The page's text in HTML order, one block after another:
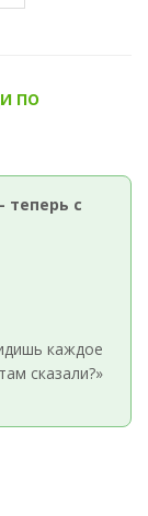
по
теперь с
каждое
сказали?»